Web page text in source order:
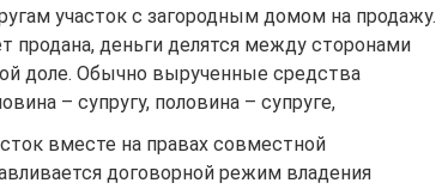
участок с загородным домом на продажу.
продана, деньги делятся между сторонами
доле. Обычно вырученные средства
– супругу, половина – супруге,
вместе на правах совместной
договорной режим владения